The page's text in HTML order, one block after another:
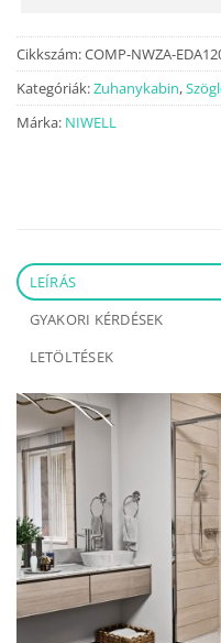
800
Cikkszám:COMP-NWZA-
Kategóriák:Zuhanykabin,
Márka: NIWELL
LEÍRÁS
GYAKORI KÉRDÉSEK
LETÖLTÉSEK